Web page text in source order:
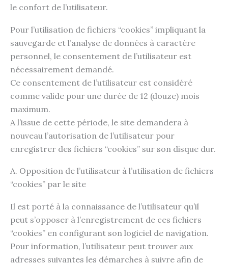
le confort de l’utilisateur.
Pour l’utilisation de fichiers “cookies” impliquant la
sauvegarde et l’analyse de données à caractère
personnel, le consentement de l’utilisateur est
nécessairement demandé.
Ce consentement de l’utilisateur est considéré
comme valide pour une durée de 12 (douze) mois
maximum.
A l’issue de cette période, le site demandera à
nouveau l’autorisation de l’utilisateur pour
enregistrer des fichiers “cookies” sur son disque dur.
A. Opposition de l’utilisateur à l’utilisation de fichiers
“cookies” par le site
Il est porté à la connaissance de l’utilisateur qu’il
peut s’opposer à l’enregistrement de ces fichiers
“cookies” en configurant son logiciel de navigation.
Pour information, l’utilisateur peut trouver aux
adresses suivantes les démarches à suivre afin de